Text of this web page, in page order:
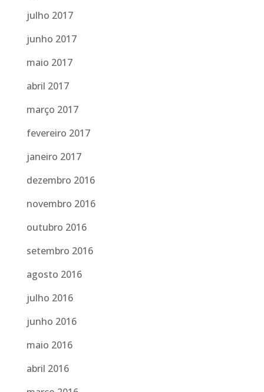
julho 2017
junho 2017
maio 2017
abril 2017
março 2017
fevereiro 2017
janeiro 2017
dezembro 2016
novembro 2016
outubro 2016
setembro 2016
agosto 2016
julho 2016
junho 2016
maio 2016
abril 2016